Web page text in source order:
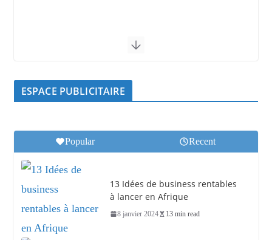
ESPACE PUBLICITAIRE
Popular Recent
13 Idées de business rentables
à lancer en Afrique
8 janvier 2024 13 min read